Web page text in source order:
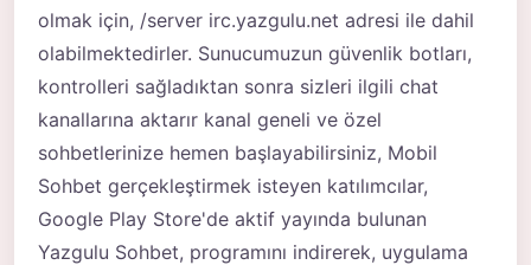
olmak için, /server irc.yazgulu.net adresi ile dahil
olabilmektedirler. Sunucumuzun güvenlik botları,
kontrolleri sağladıktan sonra sizleri ilgili chat
kanallarına aktarır kanal geneli ve özel
sohbetlerinize hemen başlayabilirsiniz, Mobil
Sohbet gerçekleştirmek isteyen katılımcılar,
Google Play Store'de aktif yayında bulunan
Yazgulu Sohbet, programını indirerek, uygulama